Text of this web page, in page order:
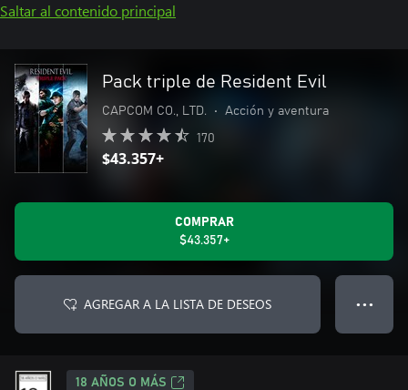
Saltar al contenido principal
Pack triple de Resident Evil
CAPCOM CO., LTD. • Acción y aventura
170
$43.357+
COMPRAR
$43.357+
AGREGAR A LA LISTA DE DESEOS ● ● ●
18 AÑOS O MÁS